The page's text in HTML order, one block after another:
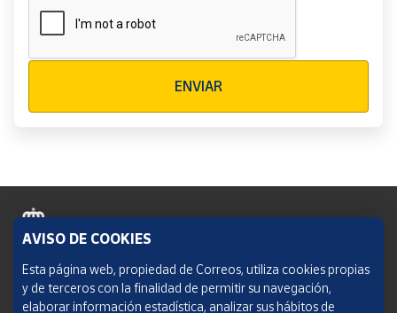
ENVIAR
Política de cookies
Aviso legal
AVISO DE COOKIES
Esta página web, propiedad de Correos, utiliza cookies propias
y de terceros con la finalidad de permitir su navegación,
elaborar información estadística, analizar sus hábitos de